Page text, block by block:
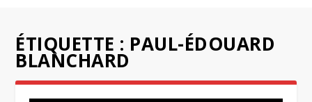
ÉTIQUETTE : PAUL-ÉDOUARD
BLANCHARD